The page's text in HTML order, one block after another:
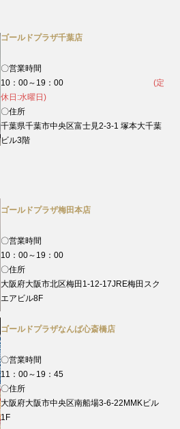
ゴールドプラザ千葉店
〇営業時間
10：00～19：00 (定
休日:水曜日)
〇住所
千葉県千葉市中央区富士見2-3-1 塚本大千葉
ビル3階
ゴールドプラザ梅田本店
〇営業時間
10：00～19：00
〇住所
大阪府大阪市北区梅田1-12-17JRE梅田スク
エアビル8F
ゴールドプラザなんば心斎橋店
〇営業時間
11：00～19：45
〇住所
大阪府大阪市中央区南船場3-6-22MMKビル
1F